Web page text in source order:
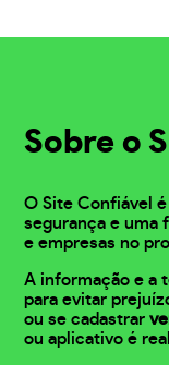
Sobre o
O Site Confiável
segurança e uma
e empresas no
A informação e a
para evitar
ou se cadastrar
ou aplicativo é